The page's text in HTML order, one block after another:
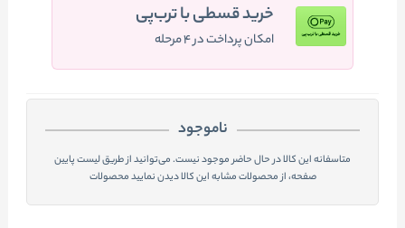
خرید قسطی با ترب‌پی
امکان پرداخت در ۴ مرحله
ناموجود
متاسفانه این کالا در حال حاضر موجود نیست. می‌توانید از طریق لیست پایین
صفحه، از محصولات مشابه این کالا دیدن نمایید محصولات